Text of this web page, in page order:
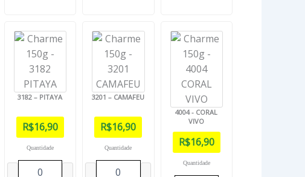
3182 – PITAYA
R$16,90
Quantidade
3201 – CAMAFEU
R$16,90
Quantidade
4004 - CORAL
VIVO
R$16,90
Quantidade